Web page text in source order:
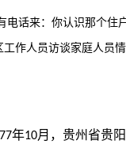
电话来：你认识那个住
作人员访谈家庭人员
年10月，贵州省贵